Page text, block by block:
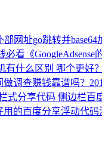
网址go跳转并base64
看《GoogleAdsense
有什么区别 哪个更好？
调查赚钱靠谱吗？
式分享代码 侧边栏百
的百度分享浮动代码